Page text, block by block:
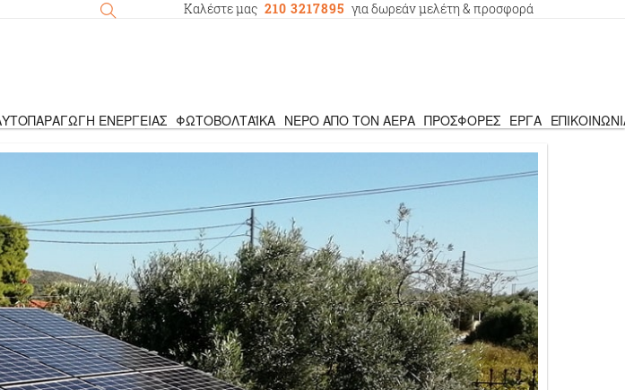
Καλέστε μας 210 3217895 για δωρεάν μελέτη & προσφορά
ΕΝΈΡΓΕΙΑΣ ΦΩΤΟΒΟΛΤΑΪΚΆ ΝΕΡΌ ΑΠΌ ΤΟΝ ΑΈΡΑ ΠΡΟΣΦΟΡΈΣ ΈΡΓΑ
προϊόντων σε Αττική και Μακεδονία